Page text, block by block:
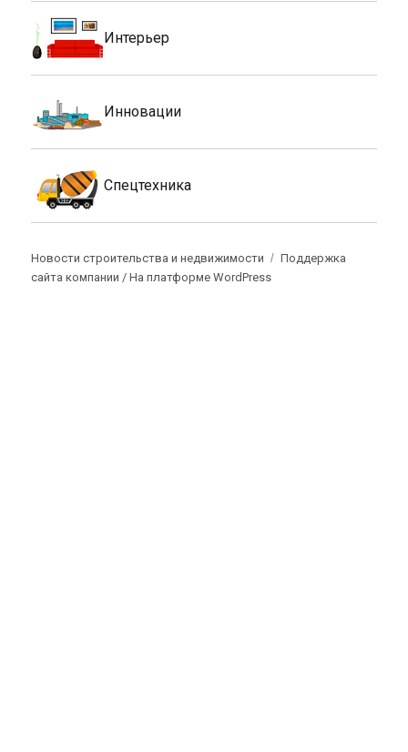
Интерьер
Инновации
Спецтехника
Новости строительства и недвижимости
Поддержка
сайта компании /На платформе WordPress